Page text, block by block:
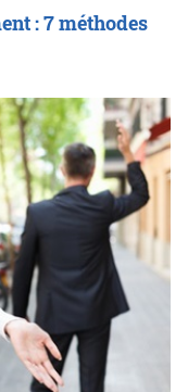
: 7 méthodes